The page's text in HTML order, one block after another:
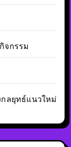
จกรรม
กลยุทธ์แนวใหม่